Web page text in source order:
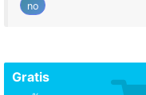
no
Gratis